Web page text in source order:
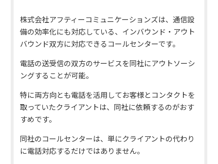
株式会社アフティーコミュニケーションズは、通信設
備の効率化にも対応している、インバウンド・アウト
バウンド双方に対応できるコールセンターです。
電話の送受信の双方のサービスを同社にアウトソーシ
ングすることが可能。
特に両方向とも電話を活用してお客様とコンタクトを
取っていたクライアントは、同社に依頼するのがおす
すめです。
同社のコールセンターは、単にクライアントの代わり
に電話対応するだけではありません。